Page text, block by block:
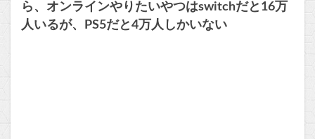
ら、オンラインやりたいやつはswitchだと16万
人いるが、PS5だと4万人しかいない